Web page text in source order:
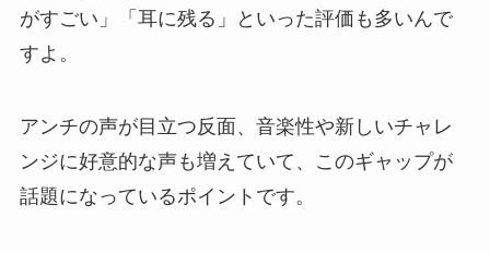
がすごい」「耳に残る」といった評価も多いんで
すよ。
アンチの声が目立つ反面、音楽性や新しいチャレ
ンジに好意的な声も増えていて、このギャップが
話題になっているポイントです。